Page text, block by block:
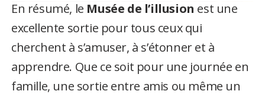
En résumé, le Musée de l’illusion est une
excellente sortie pour tous ceux qui
cherchent à s’amuser, à s’étonner et à
apprendre. Que ce soit pour une journée en
famille, une sortie entre amis ou même un